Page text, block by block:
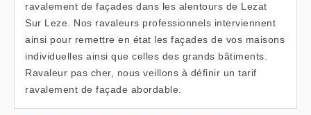
ravalement de façades dans les alentours de Lezat
Sur Leze. Nos ravaleurs professionnels interviennent
ainsi pour remettre en état les façades de vos maisons
individuelles ainsi que celles des grands bâtiments.
Ravaleur pas cher, nous veillons à définir un tarif
ravalement de façade abordable.